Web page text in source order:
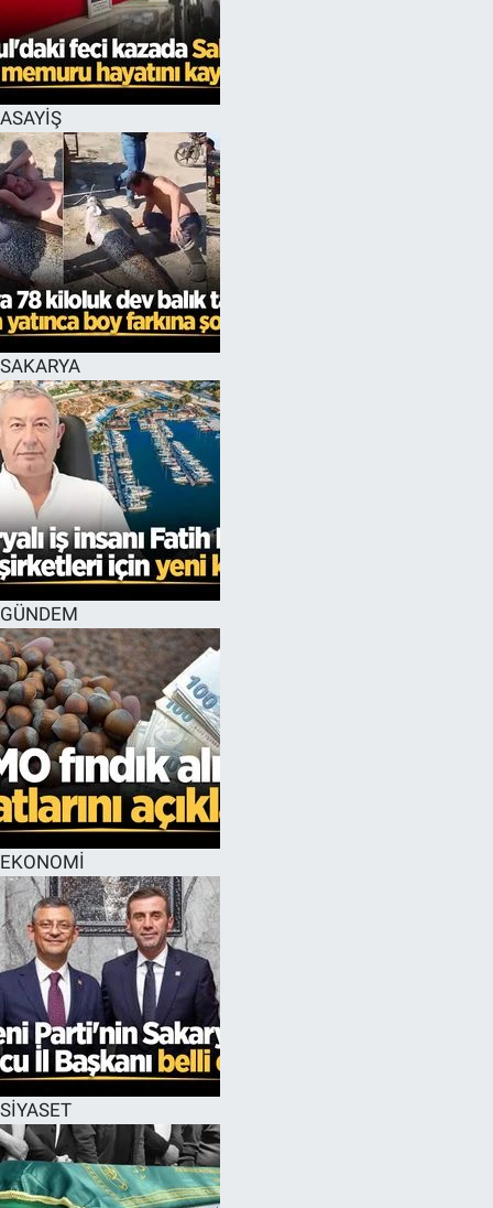
ASAYİŞ
SAKARYA
GÜNDEM
EKONOMİ
SİYASET
EĞİTİM
MAGAZİN
ÖZEL HABER
HALK54 PANORAMA